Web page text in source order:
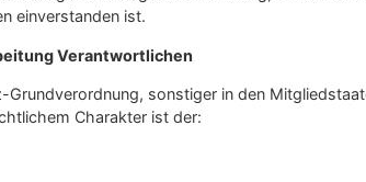
einverstanden ist.
Verantwortlichen
sonstiger in den
Charakter ist der: